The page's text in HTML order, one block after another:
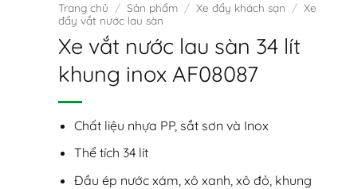
Trang chủ / Sản phẩm / Xe đẩy khách sạn / Xe
đẩy vắt nước lau sàn
Xe vắt nước lau sàn 34 lít
khung inox AF08087
Chất liệu nhựa PP, sắt sơn và Inox
Thể tích 34 lít
Đầu ép nước xám, xô xanh, xô đỏ, khung